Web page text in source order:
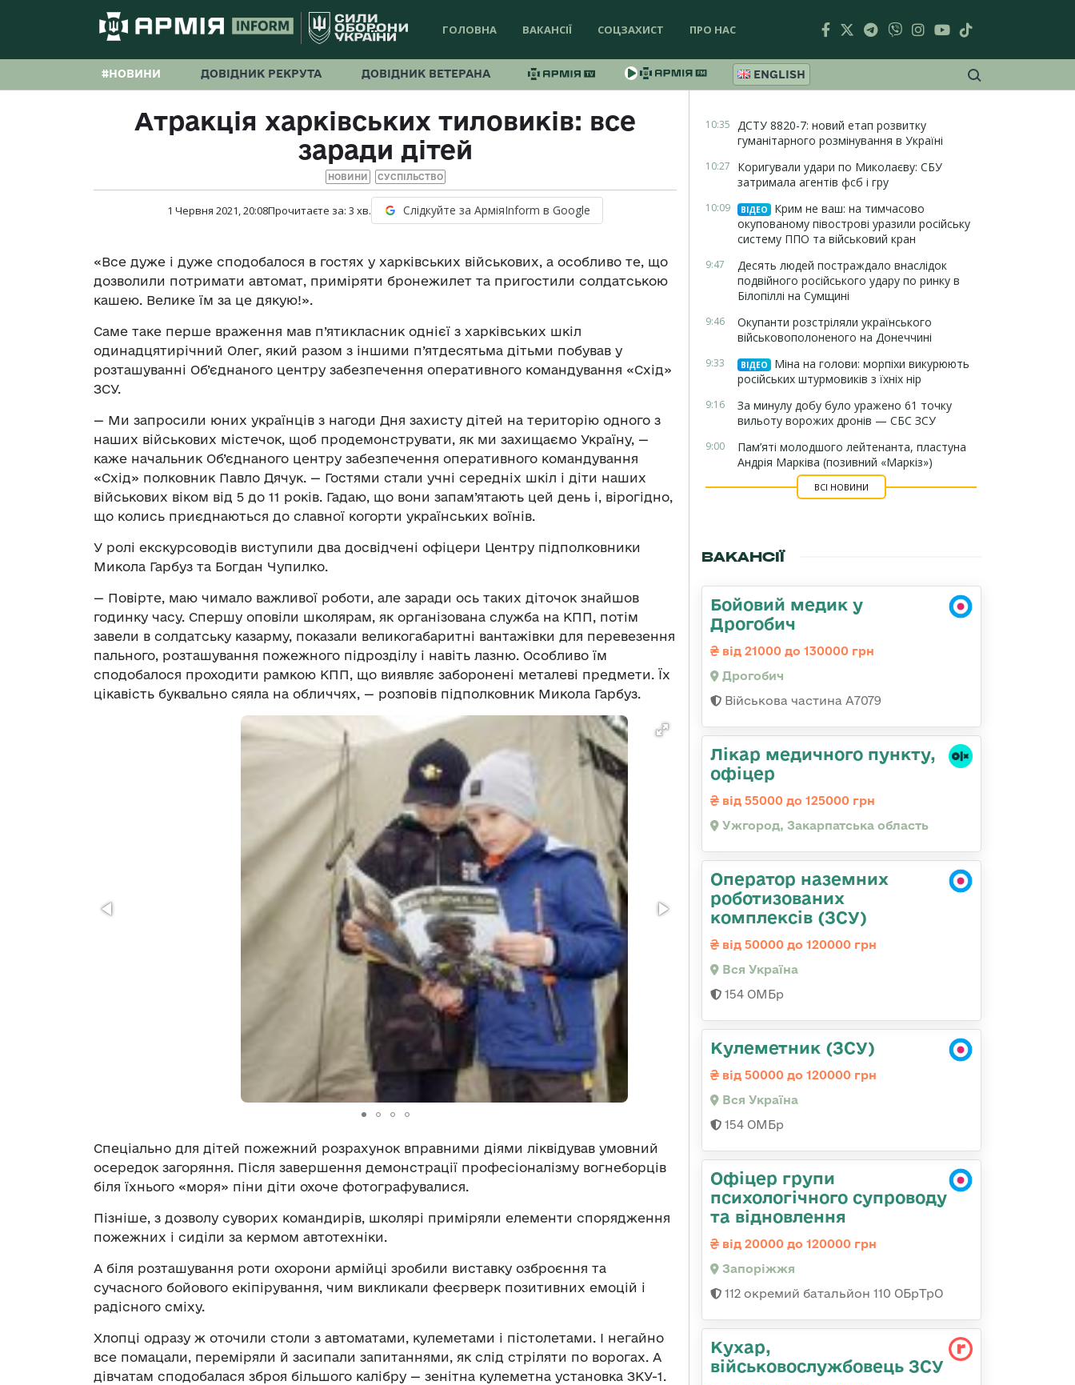
ГОЛОВНА ВАКАНСІЇ СОЦЗАХИСТ ПРО НАС
#НОВИНИ ДОВІДНИК РЕКРУТА ДОВІДНИК ВЕТЕРАНА ENGLISH
Атракція харківських тиловиків: все
заради дітей
НОВИНИ СУСПІЛЬСТВО
1 Червня 2021, 20:08Прочитаєте за: 3 хв. Слідкуйте за АрміяInform в Google
«Все дуже і дуже сподобалося в гостях у харківських військових, а особливо те, що
дозволили потримати автомат, приміряти бронежилет та пригостили солдатською
кашею. Велике їм за це дякую!».
Саме таке перше враження мав п’ятикласник однієї з харківських шкіл
одинадцятирічний Олег, який разом з іншими п’ятдесятьма дітьми побував у
розташуванні Об’єднаного центру забезпечення оперативного командування «Схід»
ЗСУ.
— Ми запросили юних українців з нагоди Дня захисту дітей на територію одного з
наших військових містечок, щоб продемонструвати, як ми захищаємо Україну, —
каже начальник Об’єднаного центру забезпечення оперативного командування
«Схід» полковник Павло Дячук. — Гостями стали учні середніх шкіл і діти наших
військових віком від 5 до 11 років. Гадаю, що вони запам’ятають цей день і, вірогідно,
що колись приєднаються до славної когорти українських воїнів.
У ролі екскурсоводів виступили два досвідчені офіцери Центру підполковники
Микола Гарбуз та Богдан Чупилко.
— Повірте, маю чимало важливої роботи, але заради ось таких діточок знайшов
годинку часу. Спершу оповіли школярам, як організована служба на КПП, потім
завели в солдатську казарму, показали великогабаритні вантажівки для перевезення
пального, розташування пожежного підрозділу і навіть лазню. Особливо їм
сподобалося проходити рамкою КПП, що виявляє заборонені металеві предмети. Їх
цікавість буквально сяяла на обличчях, — розповів підполковник Микола Гарбуз.
Спеціально для дітей пожежний розрахунок вправними діями ліквідував умовний
осередок загоряння. Після завершення демонстрації професіоналізму вогнеборців
біля їхнього «моря» піни діти охоче фотографувалися.
Пізніше, з дозволу суворих командирів, школярі приміряли елементи спорядження
пожежних і сиділи за кермом автотехніки.
А біля розташування роти охорони армійці зробили виставку озброєння та
сучасного бойового екіпірування, чим викликали феєрверк позитивних емоцій і
радісного сміху.
Хлопці одразу ж оточили столи з автоматами, кулеметами і пістолетами. І негайно
все помацали, переміряли й засипали запитаннями, як слід стріляти по ворогах. А
дівчатам сподобалася зброя більшого калібру — зенітна кулеметна установка ЗКУ-1.
10:35 ДСТУ 8820-7: новий етап розвитку
гуманітарного розмінування в Україні
10:27
Коригували удари по Миколаєву: СБУ
затримала агентів фсб і гру
10:09 ВІДЕО
Крим не ваш: на тимчасово
окупованому півострові уразили російську
систему ППО та військовий кран
9:47
Десять людей постраждало внаслідок
подвійного російського удару по ринку в
Білопіллі на Сумщині
9:46
Окупанти розстріляли українського
військовополоненого на Донеччині
9:33 ВІДЕО
Міна на голови: морпіхи викурюють
російських штурмовиків з їхніх нір
9:16
За минулу добу було уражено 61 точку
вильоту ворожих дронів — СБС ЗСУ
9:00
Пам’яті молодшого лейтенанта, пластуна
Андрія Марківа (позивний «Маркіз»)
ВСІ НОВИНИ
ВАКАНСІЇ
Бойовий медик у
Дрогобич
від 21000 до 130000 грн
Дрогобич
Військова частина А7079
Лікар медичного пункту,
офіцер
від 55000 до 125000 грн
Ужгород, Закарпатська область
Оператор наземних
роботизованих
комплексів (ЗСУ)
від 50000 до 120000 грн
Вся Україна
154 ОМБр
Кулеметник (ЗСУ)
від 50000 до 120000 грн
Вся Україна
154 ОМБр
Офіцер групи
психологічного супроводу
та відновлення
від 20000 до 120000 грн
Запоріжжя
112 окремий батальйон 110 ОБрТрО
Кухар,
військовослужбовець ЗСУ